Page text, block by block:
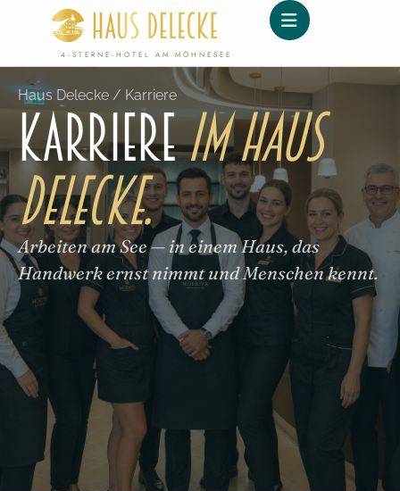
springen
4-STERNE-HOTEL AM MÖHNESEE
Haus Delecke / Karriere
Karriereim Haus
Delecke.
Arbeiten am See — in einem Haus, das
Handwerk ernst nimmt und Menschen kennt.